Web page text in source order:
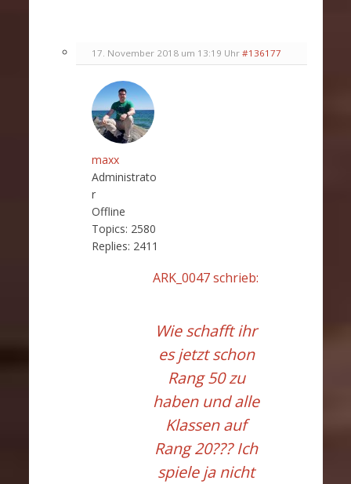
17. November 2018 um 13:19 Uhr #136177
maxx
Administrato
r
Offline
Topics: 2580
Replies: 2411
ARK_0047 schrieb:
Wie schafft ihr
es jetzt schon
Rang 50 zu
haben und alle
Klassen auf
Rang 20??? Ich
spiele ja nicht